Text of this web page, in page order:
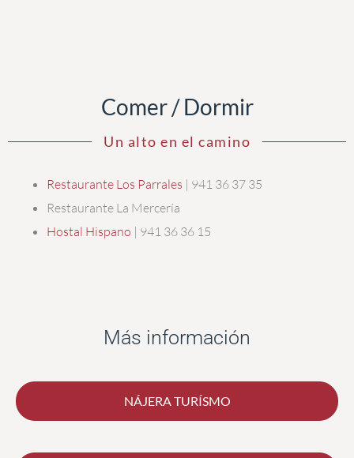
Comer / Dormir
Un alto en el camino
Restaurante Los Parrales | 941 36 37 35
Restaurante La Mercería
Hostal Hispano | 941 36 36 15
Más información
NÁJERA TURÍSMO